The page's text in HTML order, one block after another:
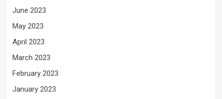
June 2023
May 2023
April 2023
March 2023
February 2023
January 2023